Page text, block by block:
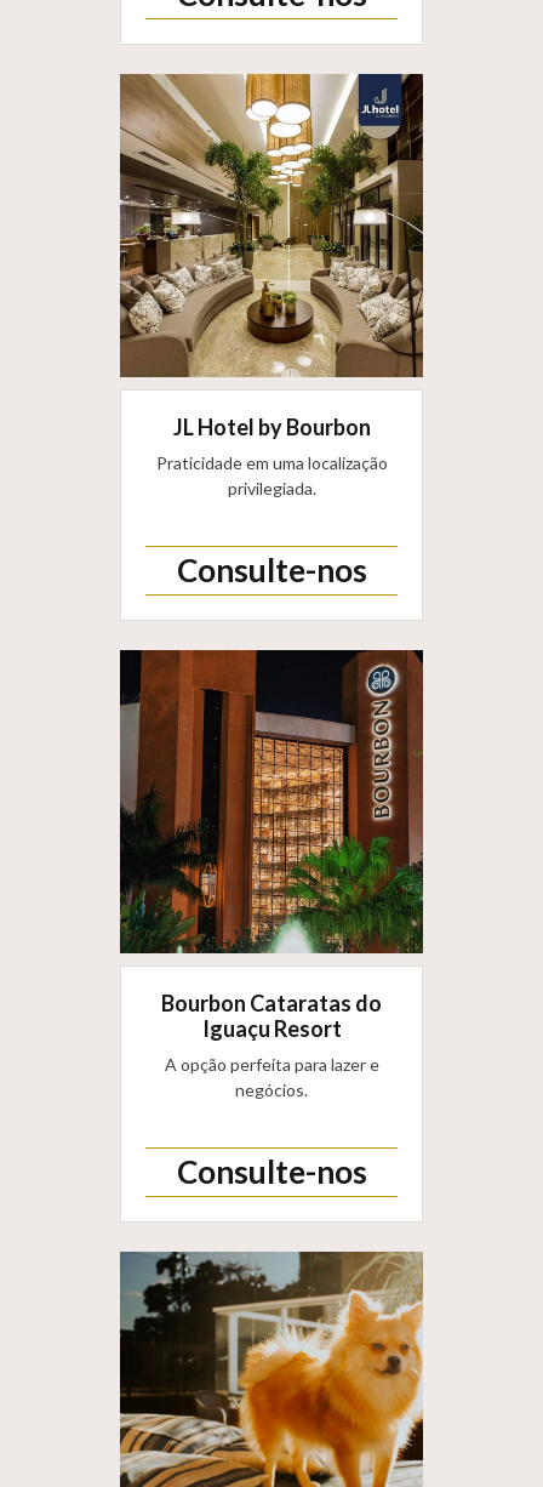
JL Hotel by Bourbon
Praticidade em uma localização
privilegiada.
Consulte-nos
Bourbon Cataratas do
Iguaçu Resort
A opção perfeita para lazer e
negócios.
Consulte-nos